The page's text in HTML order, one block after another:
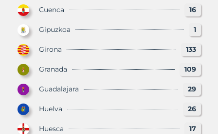
Cuenca 16
Gipuzkoa 1
Girona 133
Granada 109
Guadalajara 29
Huelva 26
Huesca 17